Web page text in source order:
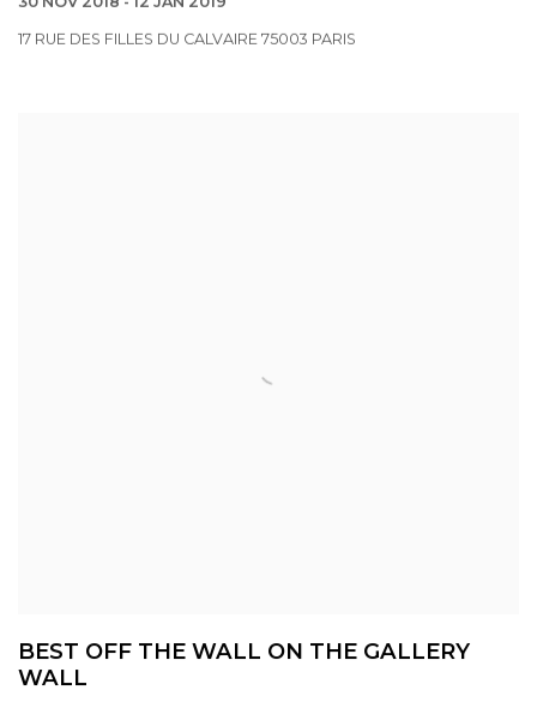
17 RUE DES FILLES DU CALVAIRE 75003 PARIS
BEST OFF THE WALL ON THE GALLERY
WALL